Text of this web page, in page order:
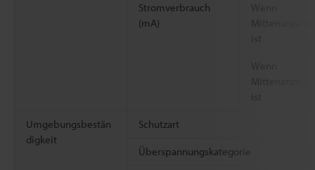
Stromverbrauch
(mA)
Umgebungsbestän
digkeit
Schutzart
Überspannungskategorie